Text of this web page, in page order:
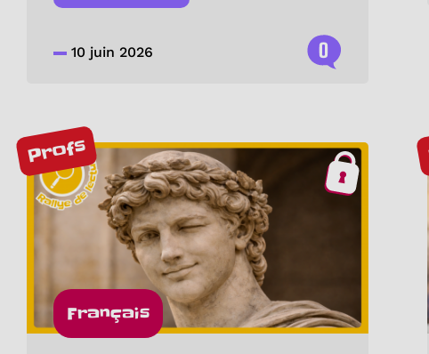
10 juin 2026 0
Profs
Français